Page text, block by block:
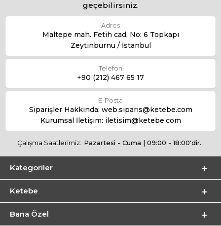
geçebilirsiniz.
Adres
Maltepe mah. Fetih cad. No: 6 Topkapı
Zeytinburnu / İstanbul
Telefon
+90 (212) 467 65 17
E-Posta
Siparişler Hakkında: web.siparis@ketebe.com
Kurumsal İletişim: iletisim@ketebe.com
Çalışma Saatlerimiz: Pazartesi - Cuma | 09:00 - 18:00'dir.
Kategoriler
Ketebe
Bana Özel